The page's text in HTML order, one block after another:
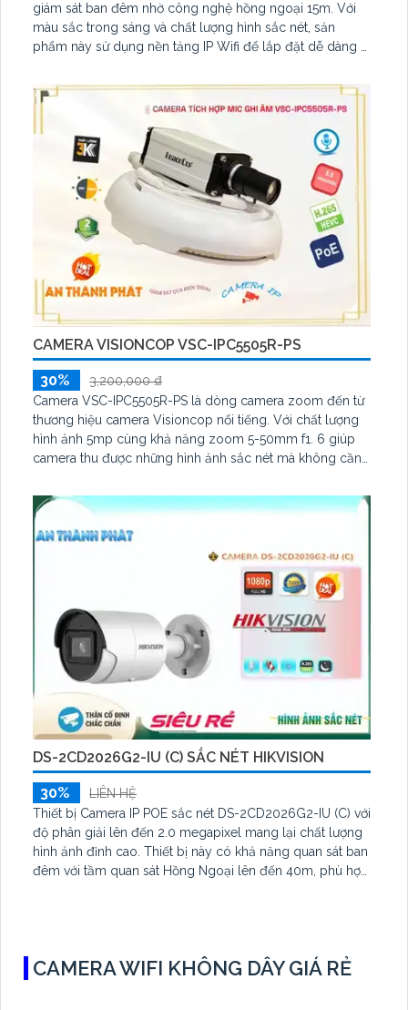
giám sát ban đêm nhờ công nghệ hồng ngoại 15m. Với
màu sắc trong sáng và chất lượng hình sắc nét, sản
phẩm này sử dụng nền tảng IP Wifi để lắp đặt dễ dàng ở
CAMERA VISIONCOP VSC-IPC5505R-PS
30%
3,200,000 ₫
Camera VSC-IPC5505R-PS là dòng camera zoom đến từ
thương hiệu camera Visioncop nổi tiếng. Với chất lượng
hình ảnh 5mp cùng khả năng zoom 5-50mm f1. 6 giúp
camera thu được những hình ảnh sắc nét mà không cần
sẽ là một giải pháp giám sát đồng hồ cây xăng, đồng hồ
cân kg, biển số xe, xem mã vận đơn, xem mệnh giá tiền
DS-2CD2026G2-IU (C) SẮC NÉT HIKVISION
30%
LIÊN HỆ
Thiết bị Camera IP POE sắc nét DS-2CD2026G2-IU (C) với
độ phân giải lên đến 2.0 megapixel mang lại chất lượng
hình ảnh đỉnh cao. Thiết bị này có khả năng quan sát ban
đêm với tầm quan sát Hồng Ngoại lên đến 40m, phù hợp
CAMERA WIFI KHÔNG DÂY GIÁ RẺ